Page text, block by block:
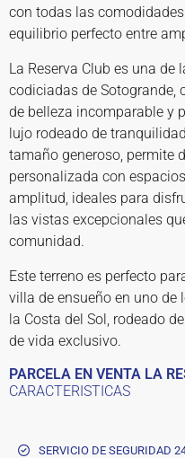
con todas las
equilibrio perfecto entre
La Reserva Club es una
codiciadas de Sotogrande,
de belleza incomparable y
lujo rodeado de
tamaño generoso, permite
personalizada con
amplitud, ideales para
las vistas excepcionales
comunidad.
Este terreno es perfecto
villa de ensueño en uno
la Costa del Sol, rodeado
de vida exclusivo.
PARCELA EN VENTA LA
CARACTERISTICAS
SERVICIO DE SEGURIDAD